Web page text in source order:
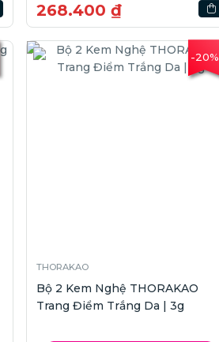
268.400 ₫
-20%
THORAKAO
Bộ 2 Kem Nghệ THORAKAO
Trang Điểm Trắng Da | 3g